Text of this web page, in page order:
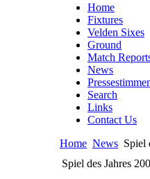
Home
Fixtures
Velden Sixes
Ground
Match
News
Search
Links
Contact Us
Home News Spiel
Spiel des Jahres